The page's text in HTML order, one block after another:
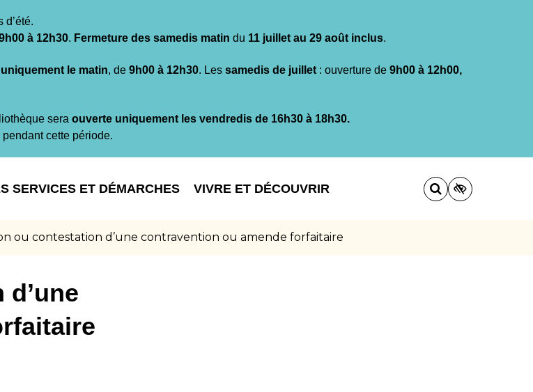
d’été.
à 12h30. Fermeture des samedis matin du 11 juillet au 29 août inclus.
uniquement le matin, de 9h00 à 12h30. Les samedis de juillet : ouverture de 9h00 à 12h00,
sera ouverte uniquement les vendredis de 16h30 à 18h30.
cette période.
SERVICES ET DÉMARCHES VIVRE ET DÉCOUVRIR
ou contestation d’une contravention ou amende forfaitaire